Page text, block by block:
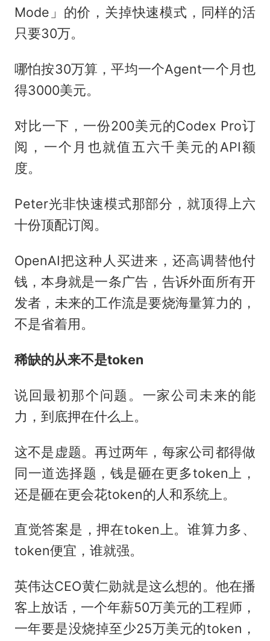
Mode」的价，关掉快速模式，同样的活
只要30万。
哪怕按30万算，平均一个Agent一个月也
得3000美元。
对比一下，一份200美元的Codex Pro订
阅，一个月也就值五六千美元的API额
度。
Peter光非快速模式那部分，就顶得上六
十份顶配订阅。
OpenAI把这种人买进来，还高调替他付
钱，本身就是一条广告，告诉外面所有开
发者，未来的工作流是要烧海量算力的，
不是省着用。
稀缺的从来不是token
说回最初那个问题。一家公司未来的能
力，到底押在什么上。
这不是虚题。再过两年，每家公司都得做
同一道选择题，钱是砸在更多token上，
还是砸在更会花token的人和系统上。
直觉答案是，押在token上。谁算力多、
token便宜，谁就强。
英伟达CEO黄仁勋就是这么想的。他在播
客上放话，一个年薪50万美元的工程师，
一年要是没烧掉至少25万美元的token，